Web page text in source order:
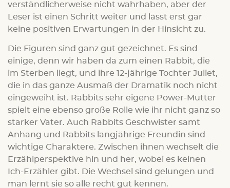
verständlicherweise nicht wahrhaben, aber der
Leser ist einen Schritt weiter und lässt erst gar
keine positiven Erwartungen in der Hinsicht zu.
Die Figuren sind ganz gut gezeichnet. Es sind
einige, denn wir haben da zum einen Rabbit, die
im Sterben liegt, und ihre 12-jährige Tochter Juliet,
die in das ganze Ausmaß der Dramatik noch nicht
eingeweiht ist. Rabbits sehr eigene Power-Mutter
spielt eine ebenso große Rolle wie ihr nicht ganz so
starker Vater. Auch Rabbits Geschwister samt
Anhang und Rabbits langjährige Freundin sind
wichtige Charaktere. Zwischen ihnen wechselt die
Erzählperspektive hin und her, wobei es keinen
Ich-Erzähler gibt. Die Wechsel sind gelungen und
man lernt sie so alle recht gut kennen.